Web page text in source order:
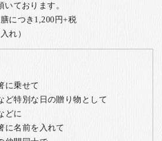
ております。
につき1,200円+税
れ）
に乗せて
ど特別な日の贈り物として
どに
に名前を入れて